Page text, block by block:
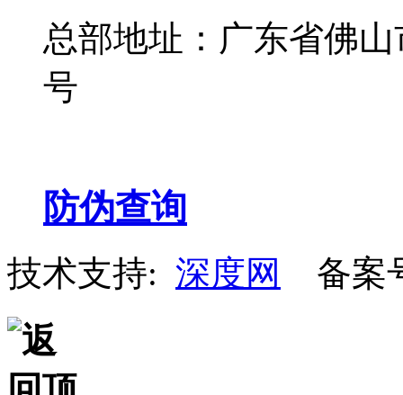
总部地址：广东省佛
号
防伪查询
技术支持: 深度网 备案